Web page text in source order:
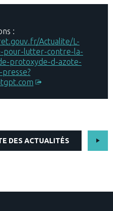
:
Actualite/L-
pour-lutter-contre-la-
protoxyde-d-azote-
presse?
DES ACTUALITÉS